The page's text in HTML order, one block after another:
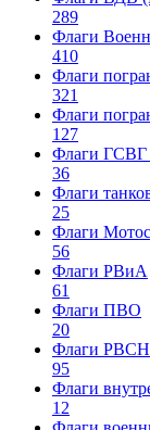
289
Флаги
410
Флаги
321
Флаги
127
Флаги ГСВГ
36
Флаги
25
Флаги
56
Флаги РВиА
61
Флаги ПВО
20
Флаги РВСН
95
Флаги
12